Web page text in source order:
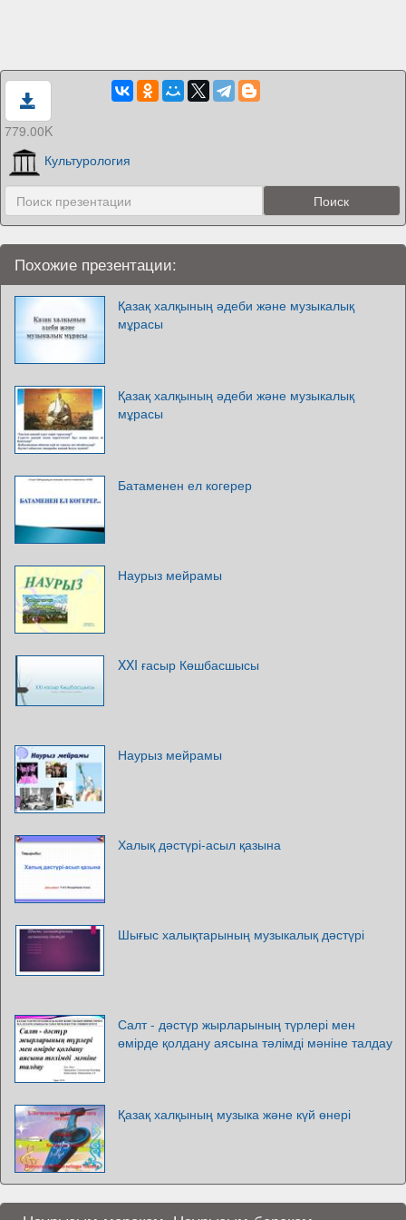
779.00K
Культурология
Похожие презентации:
Қазақ халқының әдеби және музыкалық
мұрасы
Қазақ халқының әдеби және музыкалық
мұрасы
Батаменен ел когерер
Наурыз мейрамы
XXI ғасыр Көшбасшысы
Наурыз мейрамы
Халық дәстүрі-асыл қазына
Шығыс халықтарының музыкалық дәстүрі
Салт - дәстүр жырларының түрлері мен
өмірде қолдану аясына тәлімді мәніне талдау
Қазақ халқының музыка және күй өнері